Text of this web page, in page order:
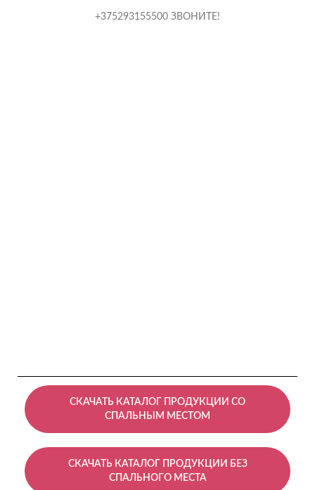
+375293155500 ЗВОНИТЕ!
СКАЧАТЬ КАТАЛОГ ПРОДУКЦИИ СО
СПАЛЬНЫМ МЕСТОМ
СКАЧАТЬ КАТАЛОГ ПРОДУКЦИИ БЕЗ
СПАЛЬНОГО МЕСТА